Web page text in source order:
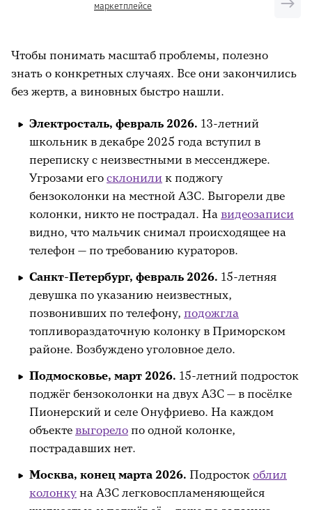
маркетплейсе
Чтобы понимать масштаб проблемы, полезно
знать о конкретных случаях. Все они закончились
без жертв, а виновных быстро нашли.
Электросталь, февраль 2026. 13-летний
школьник в декабре 2025 года вступил в
переписку с неизвестными в мессенджере.
Угрозами его склонили к поджогу
бензоколонки на местной АЗС. Выгорели две
колонки, никто не пострадал. На видеозаписи
видно, что мальчик снимал происходящее на
телефон — по требованию кураторов.
Санкт-Петербург, февраль 2026. 15-летняя
девушка по указанию неизвестных,
позвонивших по телефону, подожгла
топливораздаточную колонку в Приморском
районе. Возбуждено уголовное дело.
Подмосковье, март 2026. 15-летний подросток
поджёг бензоколонки на двух АЗС — в посёлке
Пионерский и селе Онуфриево. На каждом
объекте выгорело по одной колонке,
пострадавших нет.
Москва, конец марта 2026. Подросток облил
колонку на АЗС легковоспламеняющейся